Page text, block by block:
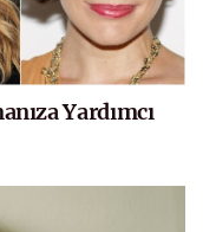
Yardımcı